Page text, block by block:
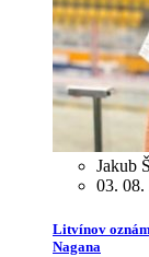
Jakub
03. 08.
Litvínov
Nagana